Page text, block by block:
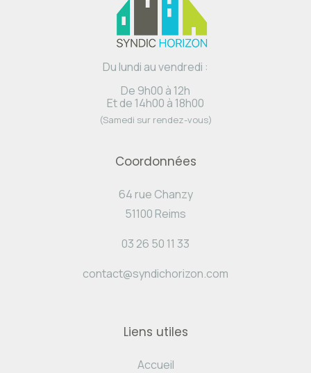
Du lundi au vendredi :
De 9h00 à 12h
Et de 14h00 à 18h00
(Samedi sur rendez-vous)
Coordonnées
64 rue Chanzy
51100 Reims
03 26 50 11 33
contact@syndichorizon.com
Liens utiles
Accueil